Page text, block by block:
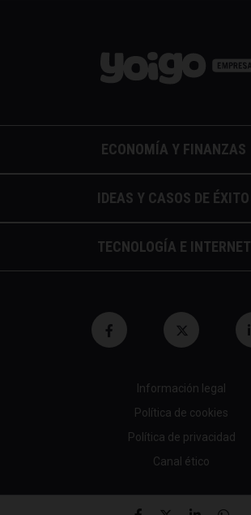
ECONOMÍA Y FINANZAS
Barómetros de sueldos
Economía colaborativa
Economía para Pymes
Fiscalidad y hacienda
IDEAS Y CASOS DE ÉXITO
Calendario de eventos
Casos de éxito
Entrevistas / autores
Gestión y liderazgo
Psicología y coaching
TECNOLOGÍA E INTERNET
Blockchain y similares
Nuevas profesiones
Tecnología en empresas
Información legal
Política de cookies
Política de privacidad
Canal ético